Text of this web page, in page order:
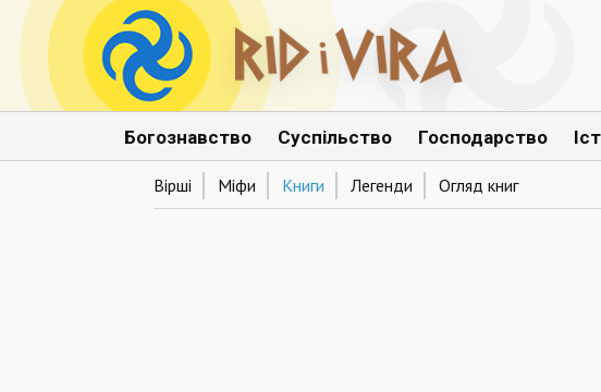
Богознавство Суспільство Господарство
Вірші Міфи Книги Легенди Огляд книг